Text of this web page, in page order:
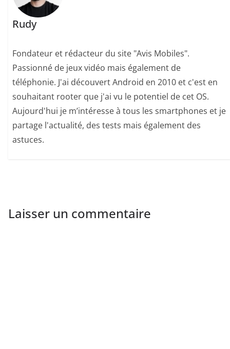
Rudy
Fondateur et rédacteur du site "Avis Mobiles".
Passionné de jeux vidéo mais également de
téléphonie. J'ai découvert Android en 2010 et c'est en
souhaitant rooter que j'ai vu le potentiel de cet OS.
Aujourd'hui je m’intéresse à tous les smartphones et je
partage l'actualité, des tests mais également des
astuces.
Laisser un commentaire